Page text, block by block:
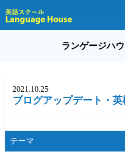
ランゲージハ
2021.10.25
ブログアップデート・英
テーマ